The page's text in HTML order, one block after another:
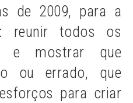
de 2009, para a
reunir todos os
e mostrar que
ou errado, que
para criar